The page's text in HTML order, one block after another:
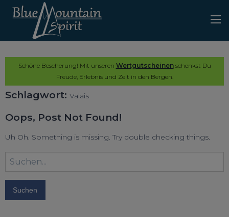
Schöne Bescherung! Mit unseren Wertgutscheinenschenkst Du
Freude, Erlebnis und Zeit in den Bergen.
Schlagwort: Valais
Oops, Post Not Found!
Uh Oh. Something is missing. Try double checking things.
Suchbegriff
eingeben: